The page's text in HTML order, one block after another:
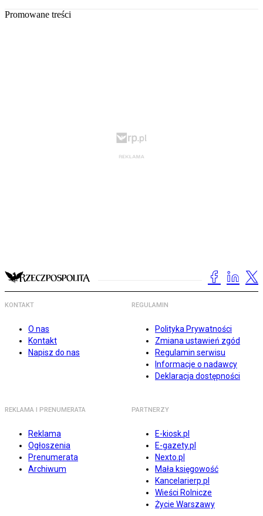
Promowane treści
KONTAKT
O nas
Kontakt
Napisz do nas
REGULAMIN
Polityka Prywatności
Zmiana ustawień zgód
Regulamin serwisu
Informacje o nadawcy
Deklaracja dostępności
REKLAMA I PRENUMERATA
Reklama
Ogłoszenia
Prenumerata
Archiwum
PARTNERZY
E-kiosk.pl
E-gazety.pl
Nexto.pl
Mała księgowość
Kancelarierp.pl
Wieści Rolnicze
Życie Warszawy